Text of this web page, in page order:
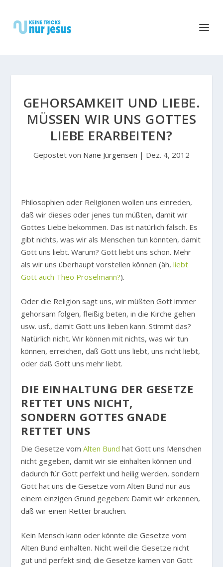
GEHORSAMKEIT UND LIEBE.
MÜSSEN WIR UNS GOTTES
LIEBE ERARBEITEN?
Gepostet von Nane Jürgensen | Dez. 4, 2012
Philosophien oder Religionen wollen uns einreden,
daß wir dieses oder jenes tun müßten, damit wir
Gottes Liebe bekommen. Das ist natürlich falsch. Es
gibt nichts, was wir als Menschen tun könnten, damit
Gott uns liebt. Warum? Gott liebt uns schon. Mehr
als wir uns überhaupt vorstellen können (äh,liebt
Gott auch Theo Proselmann?).
Oder die Religion sagt uns, wir müßten Gott immer
gehorsam folgen, fleißig beten, in die Kirche gehen
usw. usf., damit Gott uns lieben kann. Stimmt das?
Natürlich nicht. Wir können mit nichts, was wir tun
können, erreichen, daß Gott uns liebt, uns nicht liebt,
oder daß Gott uns mehr liebt.
DIE EINHALTUNG DER GESETZE
RETTET UNS NICHT,
SONDERN GOTTES GNADE
RETTET UNS
Die Gesetze vomAlten Bund hat Gott uns Menschen
nicht gegeben, damit wir sie einhalten können und
dadurch für Gott perfekt und heilig werden, sondern
Gott hat uns die Gesetze vom Alten Bund nur aus
einem einzigen Grund gegeben: Damit wir erkennen,
daß wir einen Retter brauchen.
Kein Mensch kann oder könnte die Gesetze vom
Alten Bund einhalten. Nicht weil die Gesetze nicht
gut und perfekt sind; die Gesetze kamen von Gott